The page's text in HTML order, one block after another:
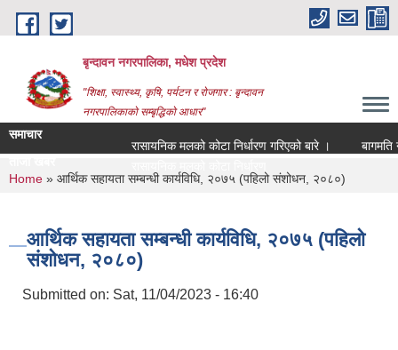
Skip to main content
बृन्दावन नगरपालिका, मधेश प्रदेश
"शिक्षा, स्वास्थ्य, कृषि, पर्यटन र रोजगार : बृन्दावन
नगरपालिकाको सम्बृद्धिको आधार"
समाचार
रासायनिक मलको कोटा निर्धारण गरिएको बारे ।
बागमति
You are here
Home » आर्थिक सहायता सम्बन्धी कार्यविधि, २०७५ (पहिलो संशोधन, २०८०)
आर्थिक सहायता सम्बन्धी कार्यविधि, २०७५ (पहिलो
संशोधन, २०८०)
Submitted on: Sat, 11/04/2023 - 16:40